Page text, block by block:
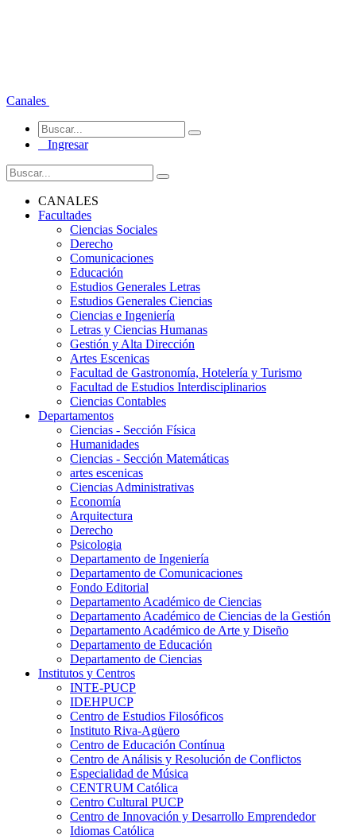
Canales
Ingresar
CANALES
Facultades
Ciencias Sociales
Derecho
Comunicaciones
Educación
Estudios Generales Letras
Estudios Generales Ciencias
Ciencias e Ingeniería
Letras y Ciencias Humanas
Gestión y Alta Dirección
Artes Escenicas
Facultad de Gastronomía, Hotelería y Turismo
Facultad de Estudios Interdisciplinarios
Ciencias Contables
Departamentos
Ciencias - Sección Física
Humanidades
Ciencias - Sección Matemáticas
artes escenicas
Ciencias Administrativas
Economía
Arquitectura
Derecho
Psicologia
Departamento de Ingeniería
Departamento de Comunicaciones
Fondo Editorial
Departamento Académico de Ciencias
Departamento Académico de Ciencias de la Gestión
Departamento Académico de Arte y Diseño
Departamento de Educación
Departamento de Ciencias
Institutos y Centros
INTE-PUCP
IDEHPUCP
Centro de Estudios Filosóficos
Instituto Riva-Agüero
Centro de Educación Contínua
Centro de Análisis y Resolución de Conflictos
Especialidad de Música
CENTRUM Católica
Centro Cultural PUCP
Centro de Innovación y Desarrollo Emprendedor
Idiomas Católica